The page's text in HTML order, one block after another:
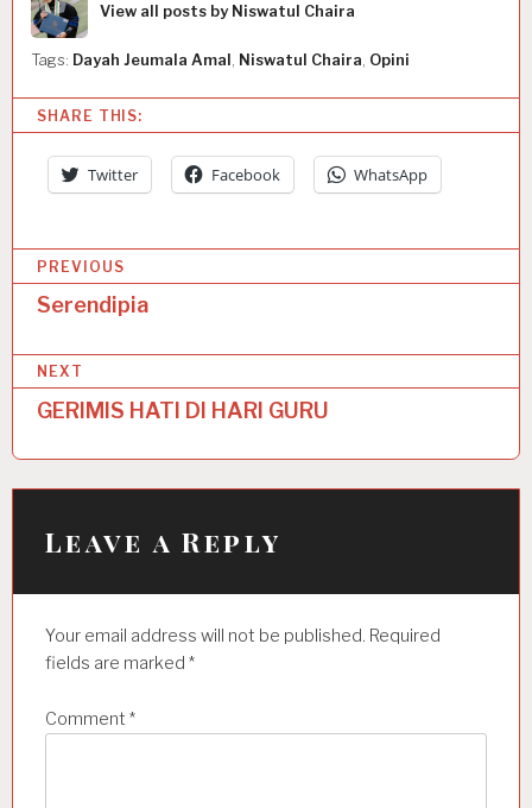
View all posts by Niswatul Chaira
Tags: Dayah Jeumala Amal , Niswatul Chaira, Opini
SHARE THIS:
Twitter Facebook WhatsApp
o
s
t
n
a
v
PREVIOUS
Serendipia
NEXT
GERIMIS HATI DI HARI GURU
Leave a Reply
Your email address will not be published. Required
fields are marked *
Comment *